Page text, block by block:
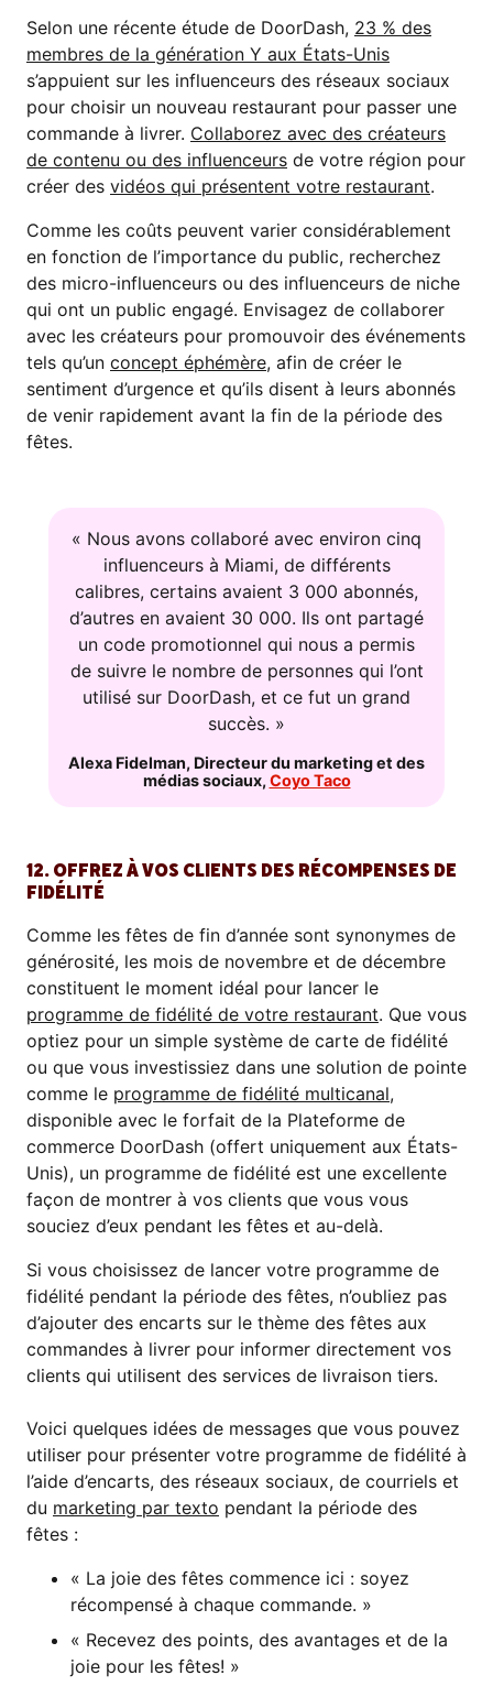
Selon une récente étude de DoorDash, 23 % des
membres de la génération Y aux États-Unis
s’appuient sur les influenceurs des réseaux sociaux
pour choisir un nouveau restaurant pour passer une
commande à livrer. Collaborez avec des créateurs
de contenu ou des influenceurs de votre région pour
créer des vidéos qui présentent votre restaurant.
Comme les coûts peuvent varier considérablement
en fonction de l’importance du public, recherchez
des micro-influenceurs ou des influenceurs de niche
qui ont un public engagé. Envisagez de collaborer
avec les créateurs pour promouvoir des événements
tels qu’un concept éphémère, afin de créer le
sentiment d’urgence et qu’ils disent à leurs abonnés
de venir rapidement avant la fin de la période des
fêtes.
« Nous avons collaboré avec environ cinq
influenceurs à Miami, de différents
calibres, certains avaient 3 000 abonnés,
d’autres en avaient 30 000. Ils ont partagé
un code promotionnel qui nous a permis
de suivre le nombre de personnes qui l’ont
utilisé sur DoorDash, et ce fut un grand
succès. »
Alexa Fidelman, Directeur du marketing et des
médias sociaux, Coyo Taco
12. OFFREZ À VOS CLIENTS DES RÉCOMPENSES DE
FIDÉLITÉ
Comme les fêtes de fin d’année sont synonymes de
générosité, les mois de novembre et de décembre
constituent le moment idéal pour lancer le
programme de fidélité de votre restaurant. Que vous
optiez pour un simple système de carte de fidélité
ou que vous investissiez dans une solution de pointe
comme le programme de fidélité multicanal,
disponible avec le forfait de la Plateforme de
commerce DoorDash (offert uniquement aux États-
Unis), un programme de fidélité est une excellente
façon de montrer à vos clients que vous vous
souciez d’eux pendant les fêtes et au-delà.
Si vous choisissez de lancer votre programme de
fidélité pendant la période des fêtes, n’oubliez pas
d’ajouter des encarts sur le thème des fêtes aux
commandes à livrer pour informer directement vos
clients qui utilisent des services de livraison tiers.
Voici quelques idées de messages que vous pouvez
utiliser pour présenter votre programme de fidélité à
l’aide d’encarts, des réseaux sociaux, de courriels et
du marketing par texto pendant la période des
fêtes :
« La joie des fêtes commence ici : soyez
récompensé à chaque commande. »
« Recevez des points, des avantages et de la
joie pour les fêtes! »